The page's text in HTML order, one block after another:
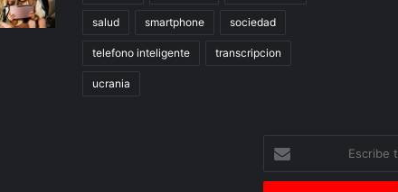
salud smartphone sociedad
telefono inteligente transcripcion
ucrania
correo